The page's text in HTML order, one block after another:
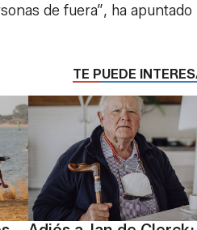
de fuera”, ha apuntado
TE PUEDE